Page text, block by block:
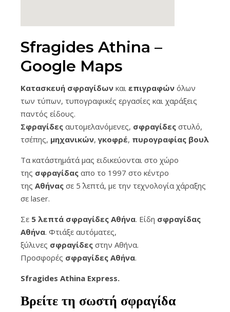
Sfragides Athina –
Google Maps
Κατασκευή σφραγίδων και επιγραφών όλων
των τύπων, τυπογραφικές εργασίες και χαράξεις
παντός είδους.
Σφραγίδες αυτομελανόμενες, σφραγίδες στυλό,
τσέπης, μηχανικών,γκοφρέ, πυρογραφίας
Τα κατάστημάτά μας ειδικεύονται στο χώρο
της σφραγίδας απο το 1997 στο κέντρο
της Αθήνας σε 5΄ λεπτά, με την τεχνολογία χάραξης
σε laser.
Σε 5 λεπτά σφραγίδες Αθήνα. Είδη σφραγίδας
Αθήνα. Φτιάξε αυτόματες,
ξύλινες σφραγίδες στην Αθήνα.
Προσφορές σφραγίδες Αθήνα.
Sfragides Athina Express.
Βρείτε τη σωστή σφραγίδα